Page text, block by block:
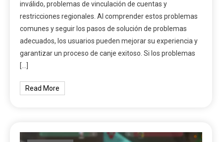
inválido, problemas de vinculación de cuentas y
restricciones regionales. Al comprender estos problemas
comunes y seguir los pasos de solución de problemas
adecuados, los usuarios pueden mejorar su experiencia y
garantizar un proceso de canje exitoso. Si los problemas
[…]
Read More